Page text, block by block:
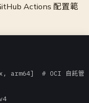
Actions 配置範
arm64]  # OCI 自託管